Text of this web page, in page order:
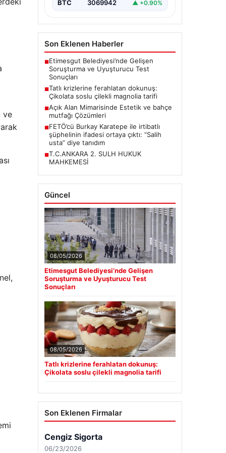
ve
BTC 3069942 ▲ +0.90%
Son Eklenen Haberler
■Etimesgut Belediyesi’nde Gelişen
Soruşturma ve Uyuşturucu Test
Sonuçları
■Tatlı krizlerine ferahlatan dokunuş:
Çikolata soslu çilekli magnolia tarifi
■Açık Alan Mimarisinde Estetik ve bahçe
mutfağı Çözümleri
■FETÖ’cü Burkay Karatepe ile irtibatlı
şüphelinin ifadesi ortaya çıktı: “Salih
usta” diye tanıdım
■T.C.ANKARA 2. SULH HUKUK
MAHKEMESİ
Güncel
08/05/2026
Etimesgut Belediyesi’nde Gelişen
Soruşturma ve Uyuşturucu Test
Sonuçları
08/05/2026
Tatlı krizlerine ferahlatan dokunuş:
Çikolata soslu çilekli magnolia tarifi
Son Eklenen Firmalar